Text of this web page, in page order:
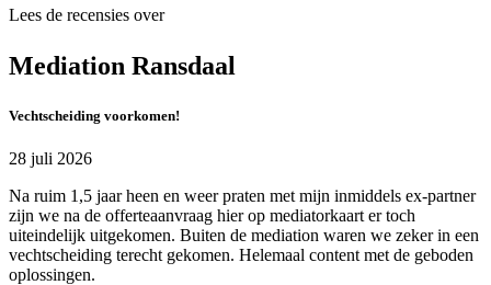
Lees de recensies over
Mediation Ransdaal
Vechtscheiding voorkomen!
28 juli 2026
Na ruim 1,5 jaar heen en weer praten met mijn inmiddels ex-partner
zijn we na de offerteaanvraag hier op mediatorkaart er toch
uiteindelijk uitgekomen. Buiten de mediation waren we zeker in een
vechtscheiding terecht gekomen. Helemaal content met de geboden
oplossingen.